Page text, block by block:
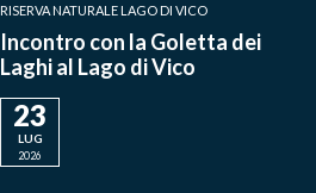
RISERVA NATURALE LAGO DI VICO
Incontro con la Goletta dei
Laghi al Lago di Vico
23
LUG
2026